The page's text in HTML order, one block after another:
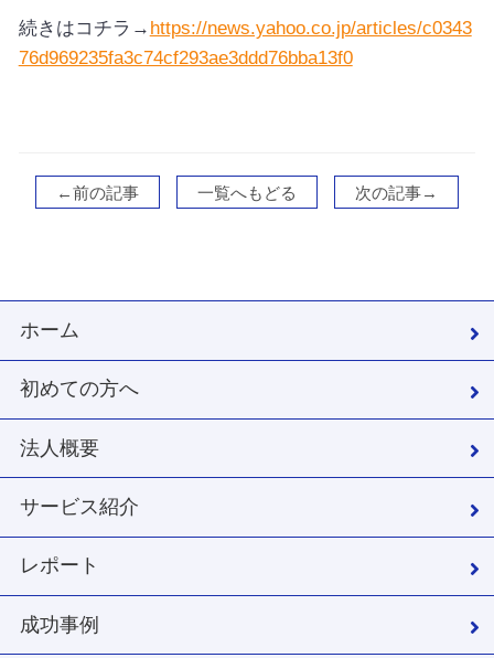
続きはコチラ→ https://news.yahoo.co.jp/articles/c0343
76d969235fa3c74cf293ae3ddd76bba13f0
←前の記事 一覧へもどる 次の記事→
ホーム
初めての方へ
法人概要
サービス紹介
レポート
成功事例